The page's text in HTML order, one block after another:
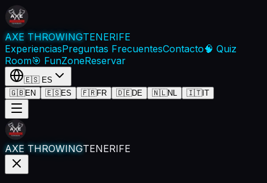
AXE THROWINGTENERIFE
ExperienciasPreguntas FrecuentesContacto🧠 Quiz
Room🎯 FunZoneReservar
🇪🇸 ES
🇬🇧EN 🇪🇸ES 🇫🇷FR 🇩🇪DE 🇳🇱NL 🇮🇹IT
AXE THROWINGTENERIFE